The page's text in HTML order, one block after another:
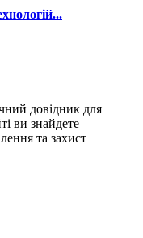
довідник для
ви знайдете
та захист